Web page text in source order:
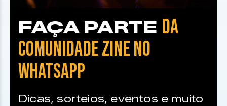
FAÇA PARTE DA
COMUNIDADE ZINE NO
WHATSAPP
Dicas, sorteios, eventos e muito